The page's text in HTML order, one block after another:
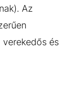
Az
és